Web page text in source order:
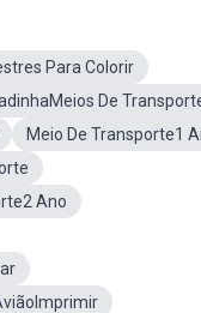
Para Colorir
De
Meio De Transporte1
Ano